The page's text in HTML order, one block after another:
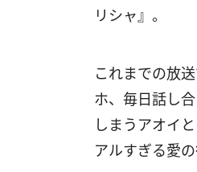
リシャ』。
これまでの放
ホ、毎日話し
しまうアオイ
アルすぎる愛